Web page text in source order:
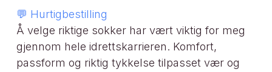
💬 Hurtigbestilling
Å velge riktige sokker har vært viktig for meg
gjennom hele idrettskarrieren. Komfort,
passform og riktig tykkelse tilpasset vær og